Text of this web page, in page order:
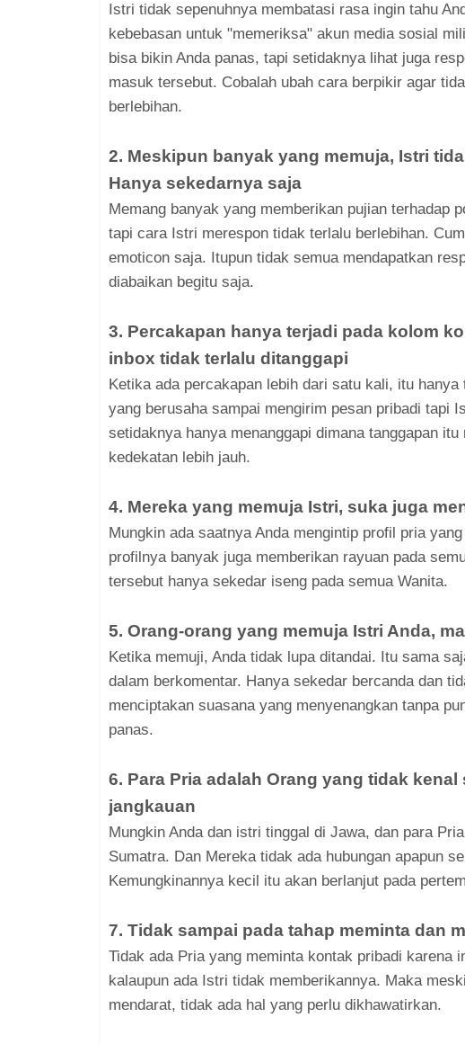
Istri tidak sepenuhnya membatasi rasa ingin tahu
kebebasan untuk "memeriksa" akun media sosial
bisa bikin Anda panas, tapi setidaknya lihat juga
masuk tersebut. Cobalah ubah cara berpikir agar
berlebihan.
2. Meskipun banyak yang memuja, Istri
Hanya sekedarnya saja
Memang banyak yang memberikan pujian terhadap
tapi cara Istri merespon tidak terlalu berlebihan.
emoticon saja. Itupun tidak semua mendapatkan
diabaikan begitu saja.
3. Percakapan hanya terjadi pada kolom
inbox tidak terlalu ditanggapi
Ketika ada percakapan lebih dari satu kali, itu
yang berusaha sampai mengirim pesan pribadi tapi
setidaknya hanya menanggapi dimana tanggapan
kedekatan lebih jauh.
4. Mereka yang memuja Istri, suka juga
Mungkin ada saatnya Anda mengintip profil pria
profilnya banyak juga memberikan rayuan pada
tersebut hanya sekedar iseng pada semua Wanita.
5. Orang-orang yang memuja Istri Anda,
Ketika memuji, Anda tidak lupa ditandai. Itu sama
dalam berkomentar. Hanya sekedar bercanda dan
menciptakan suasana yang menyenangkan tanpa
panas.
6. Para Pria adalah Orang yang tidak
jangkauan
Mungkin Anda dan istri tinggal di Jawa, dan para
Sumatra. Dan Mereka tidak ada hubungan apapun
Kemungkinannya kecil itu akan berlanjut pada
7. Tidak sampai pada tahap meminta dan
Tidak ada Pria yang meminta kontak pribadi karena
kalaupun ada Istri tidak memberikannya. Maka
mendarat, tidak ada hal yang perlu dikhawatirkan.